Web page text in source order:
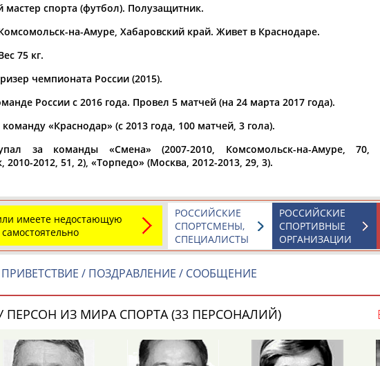
проживания
рождения
мм год чч мм год
мастер спорта (футбол). Полузащитник.
на-Амуре, Хабаровский край. Живет в Краснодаре.
75 кг.
чемпионата России (2015).
России с 2016 года. Провел 5 матчей (на 24 марта 2017 года).
команду «Краснодар» (с 2013 года, 100 матчей, 3 гола).
за команды «Смена» (2007-2010, Комсомольск-на-Амуре, 70,
2010-2012, 51, 2), «Торпедо» (Москва, 2012-2013, 29, 3).
имеете недостающую
РОССИЙСКИЕ
СПОРТИВНЫЕ
ОРГАНИЗАЦИИ
РОССИЙСКИЕ
СПОРТСМЕНЫ,
СПЕЦИАЛИСТЫ
ПРИВЕТСТВИЕ / ПОЗДРАВЛЕНИЕ / СООБЩЕНИЕ
ПЕРСОН ИЗ МИРА СПОРТА (33 ПЕРСОНАЛИЙ)